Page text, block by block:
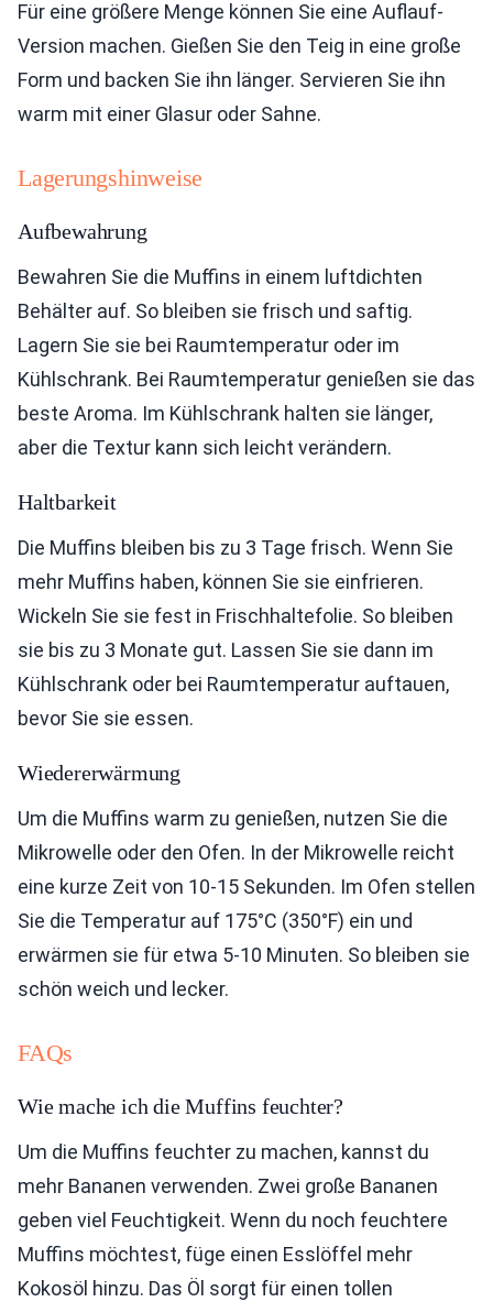
Für eine größere Menge können Sie eine Auflauf-
Version machen. Gießen Sie den Teig in eine große
Form und backen Sie ihn länger. Servieren Sie ihn
warm mit einer Glasur oder Sahne.
Lagerungshinweise
Aufbewahrung
Bewahren Sie die Muffins in einem luftdichten
Behälter auf. So bleiben sie frisch und saftig.
Lagern Sie sie bei Raumtemperatur oder im
Kühlschrank. Bei Raumtemperatur genießen sie das
beste Aroma. Im Kühlschrank halten sie länger,
aber die Textur kann sich leicht verändern.
Haltbarkeit
Die Muffins bleiben bis zu 3 Tage frisch. Wenn Sie
mehr Muffins haben, können Sie sie einfrieren.
Wickeln Sie sie fest in Frischhaltefolie. So bleiben
sie bis zu 3 Monate gut. Lassen Sie sie dann im
Kühlschrank oder bei Raumtemperatur auftauen,
bevor Sie sie essen.
Wiedererwärmung
Um die Muffins warm zu genießen, nutzen Sie die
Mikrowelle oder den Ofen. In der Mikrowelle reicht
eine kurze Zeit von 10-15 Sekunden. Im Ofen stellen
Sie die Temperatur auf 175°C (350°F) ein und
erwärmen sie für etwa 5-10 Minuten. So bleiben sie
schön weich und lecker.
FAQs
Wie mache ich die Muffins feuchter?
Um die Muffins feuchter zu machen, kannst du
mehr Bananen verwenden. Zwei große Bananen
geben viel Feuchtigkeit. Wenn du noch feuchtere
Muffins möchtest, füge einen Esslöffel mehr
Kokosöl hinzu. Das Öl sorgt für einen tollen